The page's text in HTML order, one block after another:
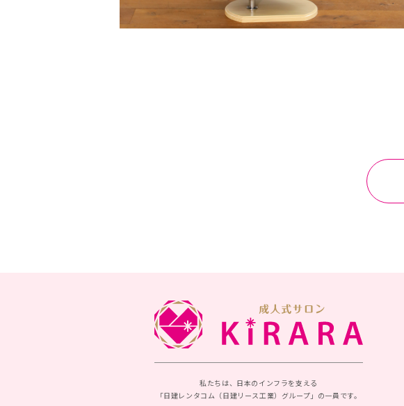
私たちは、日本のインフラを支える
「日建レンタコム（日建リース工業）グループ」の一員です。